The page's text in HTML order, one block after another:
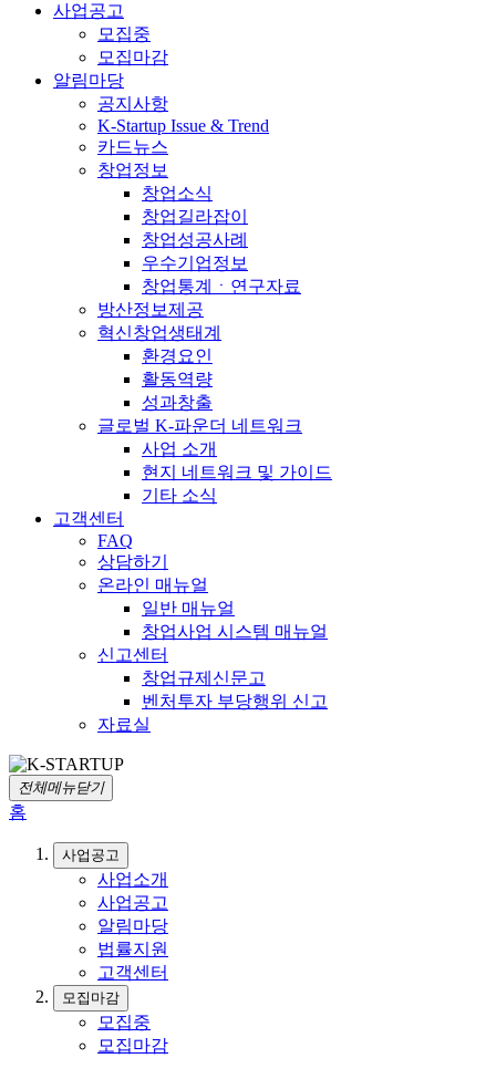
사업공고
모집중
모집마감
알림마당
공지사항
K-Startup Issue & Trend
카드뉴스
창업정보
창업소식
창업길라잡이
창업성공사례
우수기업정보
창업통계ㆍ연구자료
방산정보제공
혁신창업생태계
환경요인
활동역량
성과창출
글로벌 K-파운더 네트워크
사업 소개
현지 네트워크 및 가이드
기타 소식
고객센터
FAQ
상담하기
온라인 매뉴얼
일반 매뉴얼
창업사업 시스템 매뉴얼
신고센터
창업규제신문고
벤처투자 부당행위 신고
자료실
전체메뉴닫기
홈
사업공고
사업소개
사업공고
알림마당
법률지원
고객센터
모집마감
모집중
모집마감